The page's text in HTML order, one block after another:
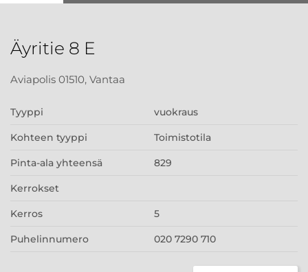
Äyritie 8 E
Aviapolis 01510, Vantaa
Tyyppi vuokraus
Kohteen tyyppi Toimistotila
Pinta-ala yhteensä 829
Kerrokset
Kerros 5
Puhelinnumero 020 7290 710